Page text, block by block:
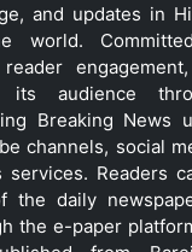
and updates in
world.
its audience
Breaking News
channels, social
Readers
the daily
the e-paper